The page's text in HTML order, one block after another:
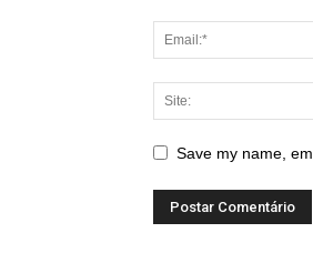
Save my name,